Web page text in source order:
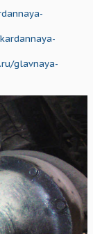
glavnaya-